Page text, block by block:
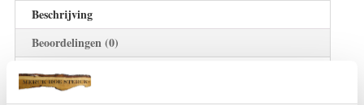
Beschrijving
Beoordelingen (0)